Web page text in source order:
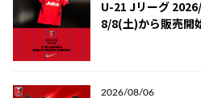
U-21 Jリーグ
8/8(土)から販売開
2026/08/06